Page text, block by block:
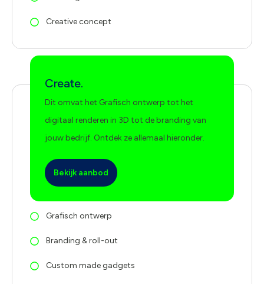
Creative concept
Create.
Dit omvat het Grafisch ontwerp tot het
digitaal renderen in 3D tot de branding van
jouw bedrijf. Ontdek ze allemaal hieronder.
Bekijk aanbod
Grafisch ontwerp
Branding & roll-out
Custom made gadgets